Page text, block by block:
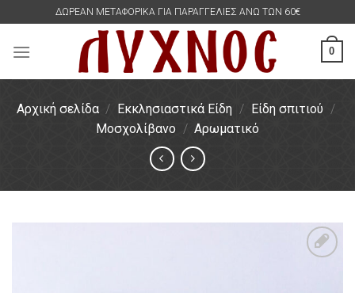
content
ΔΩΡΕΑΝ ΜΕΤΑΦΟΡΙΚΑ ΓΙΑ ΠΑΡΑΓΓΕΛΙΕΣ ΑΝΩ ΤΩΝ 60€
0
Αρχική σελίδα / Εκκλησιαστικά Είδη / Είδη σπιτιού /
Μοσχολίβανο / Αρωματικό